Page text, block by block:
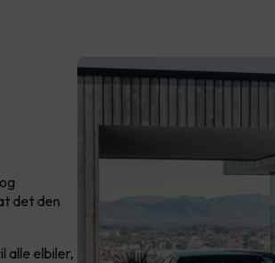
det den
alle elbiler,